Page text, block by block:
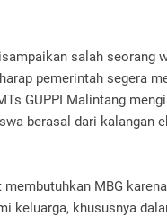
salah seorang
pemerintah segera
GUPPI Malintang
berasal dari kalangan
membutuhkan MBG
keluarga, khususnya